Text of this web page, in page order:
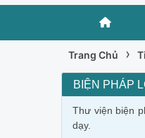
Trang Chủ ›
BIỆN PHÁP
Thư viện biện
dạy.